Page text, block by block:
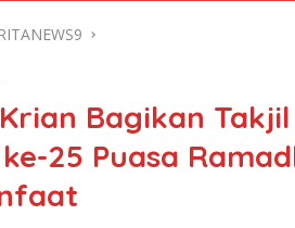
Bagikan
25 Puasa